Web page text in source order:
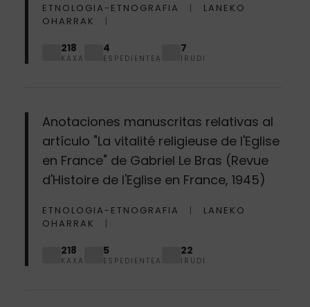
ETNOLOGIA-ETNOGRAFIA
LANEKO
OHARRAK
218
KAXA
4
ESPEDIENTEA
7
IRUDI
Anotaciones manuscritas relativas al
artículo "La vitalité religieuse de l'Eglise
en France" de Gabriel Le Bras (Revue
d'Histoire de l'Eglise en France, 1945)
ETNOLOGIA-ETNOGRAFIA
LANEKO
OHARRAK
218
KAXA
5
ESPEDIENTEA
22
IRUDI